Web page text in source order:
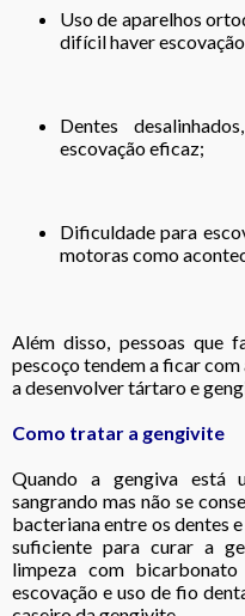
Uso de aparelhos
difícil haver
Dentes
escovação eficaz;
Dificuldade para
motoras como
Além disso, pessoas que
pescoço tendem a ficar com
a desenvolver tártaro e
Como tratar a gengivite
Quando a gengiva está
sangrando mas não se
bacteriana entre os dentes
suficiente para curar a
limpeza com
escovação e uso de fio